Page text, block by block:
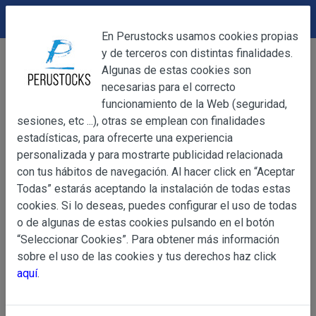
Otros Otros Jabon Dersa El Rey 300g
OBJETO
Información
Básica
sobre
de Datos
OBJETO
Las presentes Condiciones Generales regulan la
web www.perustocks.es, del que es titular ALBERT
YACARINE (en adelante, PERUSTOCKS).
La adquisición de cualesquiera de los productos
DEVOLUCIONES
En Perustocks usamos cookies propias
y de terceros con distintas finalidades.
Algunas de estas cookies son
necesarias para el correcto
funcionamiento de la Web (seguridad,
sesiones, etc ...), otras se emplean con finalidades
estadísticas, para ofrecerte una experiencia
personalizada y para mostrarte publicidad relacionada
con tus hábitos de navegación. Al hacer click en “Aceptar
Todas” estarás aceptando la instalación de todas estas
cookies. Si lo deseas, puedes configurar el uso de todas
o de algunas de estas cookies pulsando en el botón
“Seleccionar Cookies”. Para obtener más información
sobre el uso de las cookies y tus derechos haz click
aquí.